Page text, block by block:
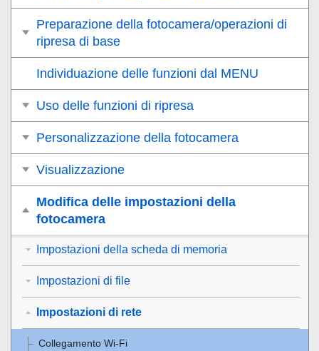
Preparazione della fotocamera/operazioni di
ripresa di base
Individuazione delle funzioni dal MENU
Uso delle funzioni di ripresa
Personalizzazione della fotocamera
Visualizzazione
Modifica delle impostazioni della
fotocamera
Impostazioni della scheda di memoria
Impostazioni di file
Impostazioni di rete
Collegamento Wi-Fi